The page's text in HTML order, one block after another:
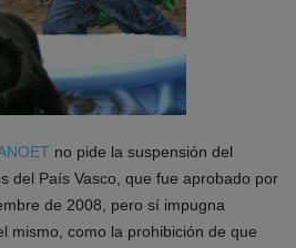
no pide la suspensión del
del País Vasco, que fue aprobado por
de 2008, pero sí impugna
mismo, como la prohibición de que